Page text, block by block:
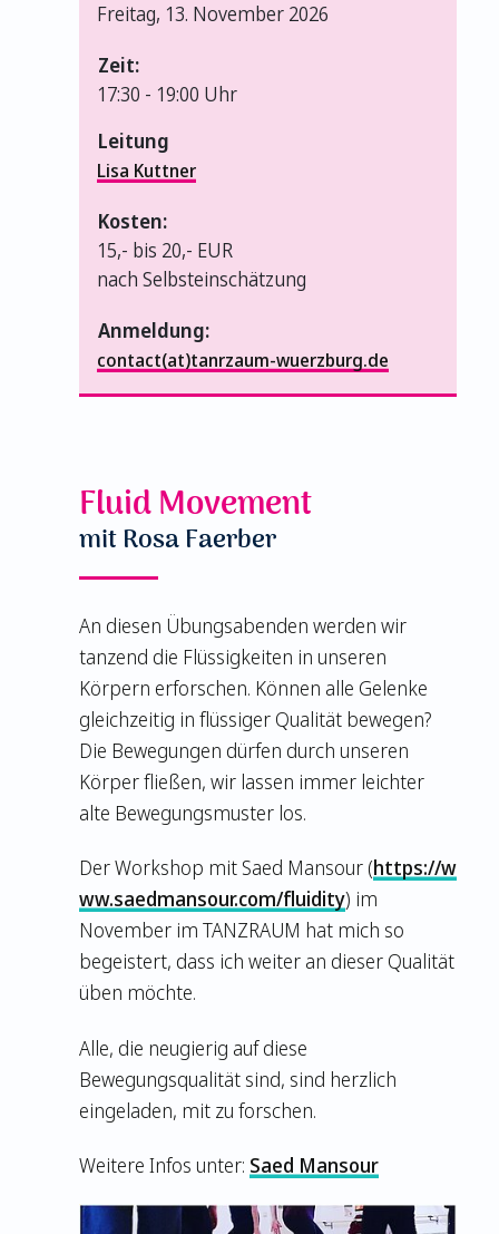
Freitag, 13. November 2026
Zeit:
17:30 - 19:00 Uhr
Leitung
Lisa Kuttner
Kosten:
15,- bis 20,- EUR
nach Selbsteinschätzung
Anmeldung:
contact(at)tanrzaum-wuerzburg.de
Fluid Movement
mit Rosa Faerber
An diesen Übungsabenden werden wir
tanzend die Flüssigkeiten in unseren
Körpern erforschen. Können alle Gelenke
gleichzeitig in flüssiger Qualität bewegen?
Die Bewegungen dürfen durch unseren
Körper fließen, wir lassen immer leichter
alte Bewegungsmuster los.
Der Workshop mit Saed Mansour (https://w
ww.saedmansour.com/fluidity) im
November im TANZRAUM hat mich so
begeistert, dass ich weiter an dieser Qualität
üben möchte.
Alle, die neugierig auf diese
Bewegungsqualität sind, sind herzlich
eingeladen, mit zu forschen.
Weitere Infos unter: Saed Mansour